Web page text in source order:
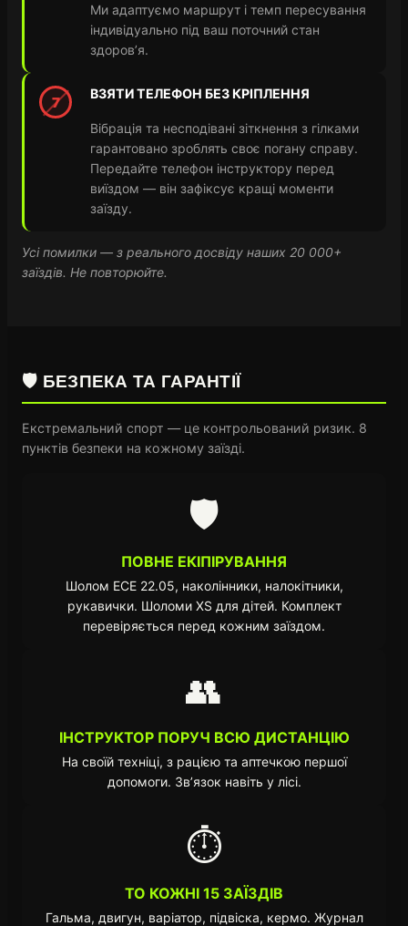
Ми адаптуємо маршрут і темп пересування
індивідуально під ваш поточний стан
здоров’я.
7
ВЗЯТИ ТЕЛЕФОН БЕЗ КРІПЛЕННЯ
Вібрація та несподівані зіткнення з гілками
гарантовано зроблять своє погану справу.
Передайте телефон інструктору перед
виїздом — він зафіксує кращі моменти
заїзду.
Усі помилки — з реального досвіду наших 20 000+
заїздів. Не повторюйте.
🛡️ БЕЗПЕКА ТА ГАРАНТІЇ
Екстремальний спорт — це контрольований ризик. 8
пунктів безпеки на кожному заїзді.
🛡️
ПОВНЕ ЕКІПІРУВАННЯ
Шолом ECE 22.05, наколінники, налокітники,
рукавички. Шоломи XS для дітей. Комплект
перевіряється перед кожним заїздом.
👥
ІНСТРУКТОР ПОРУЧ ВСЮ ДИСТАНЦІЮ
На своїй техніці, з рацією та аптечкою першої
допомоги. Зв’язок навіть у лісі.
⏱️
ТО КОЖНІ 15 ЗАЇЗДІВ
Гальма, двигун, варіатор, підвіска, кермо. Журнал